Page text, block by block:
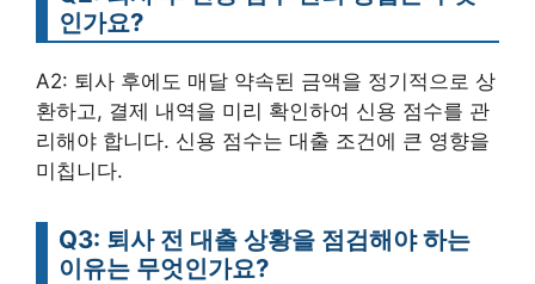
인가요?
A2: 퇴사 후에도 매달 약속된 금액을 정기적으로 상
환하고, 결제 내역을 미리 확인하여 신용 점수를 관
리해야 합니다. 신용 점수는 대출 조건에 큰 영향을
미칩니다.
Q3: 퇴사 전 대출 상황을 점검해야 하는
이유는 무엇인가요?